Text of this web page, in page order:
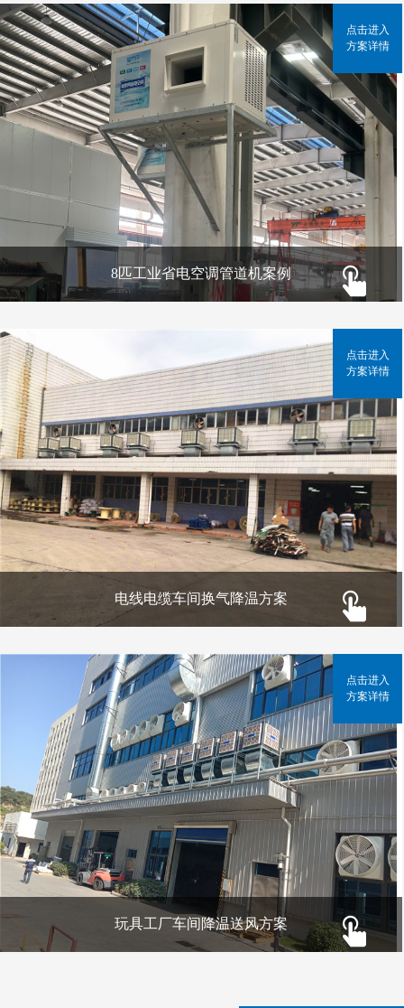
8匹工业省电空调管道机案例
点击进入
方案详情
电线电缆车间换气降温方案
点击进入
方案详情
玩具工厂车间降温送风方案
点击进入
方案详情